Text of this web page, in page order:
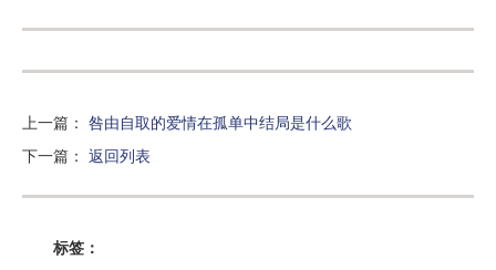
上一篇 ： 咎由自取的爱情在孤单中结局是什么歌
下一篇 ： 返回列表
标签：